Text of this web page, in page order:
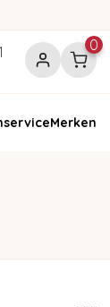
0
Merken